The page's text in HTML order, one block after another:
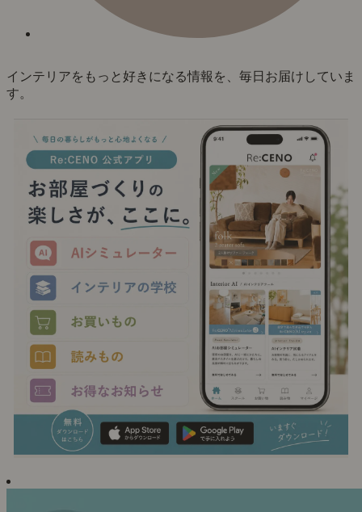
インテリアをもっと好きになる情報を、毎日お届けしていま
す。